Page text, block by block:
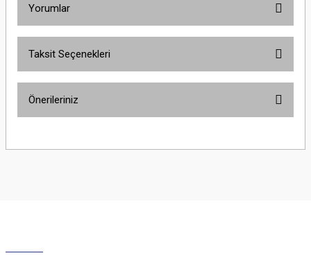
Yorumlar
Taksit Seçenekleri
Önerileriniz
yetersiz gördüğünüz noktaları öneri formunu kullanarak tarafımıza